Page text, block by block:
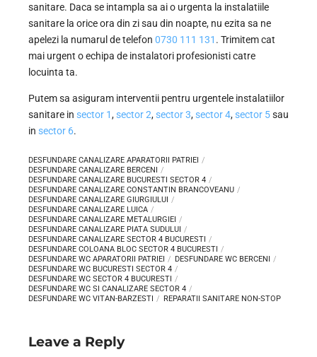
sanitare. Daca se intampla sa ai o urgenta la instalatiile
sanitare la orice ora din zi sau din noapte, nu ezita sa ne
apelezi la numarul de telefon 0730 111 131 . Trimitem cat
mai urgent o echipa de instalatori profesionisti catre
locuinta ta.
Putem sa asiguram interventii pentru urgentele instalatiilor
sanitare in sector 1, sector 2, sector 3, sector 4, sector 5sau
in sector 6.
DESFUNDARE CANALIZARE APARATORII PATRIEI
DESFUNDARE CANALIZARE BERCENI
DESFUNDARE CANALIZARE BUCURESTI SECTOR 4
DESFUNDARE CANALIZARE CONSTANTIN BRANCOVEANU
DESFUNDARE CANALIZARE GIURGIULUI
DESFUNDARE CANALIZARE LUICA
DESFUNDARE CANALIZARE METALURGIEI
DESFUNDARE CANALIZARE PIATA SUDULUI
DESFUNDARE CANALIZARE SECTOR 4 BUCURESTI
DESFUNDARE COLOANA BLOC SECTOR 4 BUCURESTI
DESFUNDARE WC APARATORII PATRIEI
DESFUNDARE WC BERCENI
DESFUNDARE WC BUCURESTI SECTOR 4
DESFUNDARE WC SECTOR 4 BUCURESTI
DESFUNDARE WC SI CANALIZARE SECTOR 4
DESFUNDARE WC VITAN-BARZESTI
REPARATII SANITARE NON-STOP
Leave a Reply